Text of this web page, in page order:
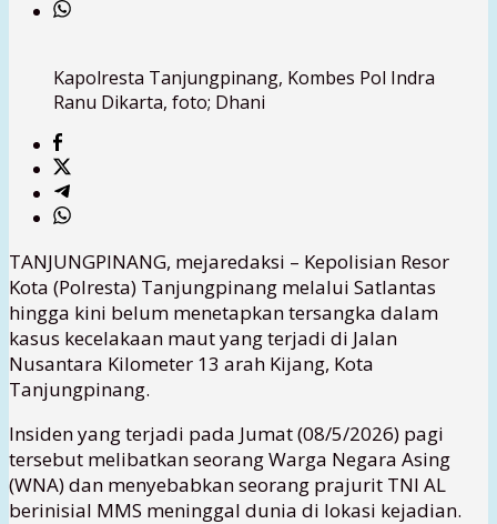
Kapolresta Tanjungpinang, Kombes Pol Indra
Ranu Dikarta, foto; Dhani
TANJUNGPINANG, mejaredaksi – Kepolisian Resor
Kota (Polresta) Tanjungpinang melalui Satlantas
hingga kini belum menetapkan tersangka dalam
kasus kecelakaan maut yang terjadi di Jalan
Nusantara Kilometer 13 arah Kijang, Kota
Tanjungpinang.
Insiden yang terjadi pada Jumat (08/5/2026) pagi
tersebut melibatkan seorang Warga Negara Asing
(WNA) dan menyebabkan seorang prajurit TNI AL
berinisial MMS meninggal dunia di lokasi kejadian.